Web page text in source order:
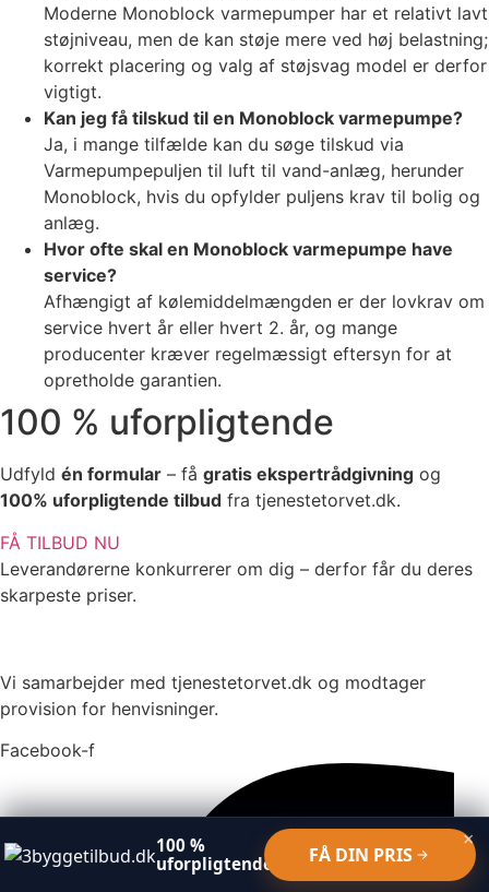
Moderne Monoblock varmepumper har et relativt lavt
støjniveau, men de kan støje mere ved høj belastning;
korrekt placering og valg af støjsvag model er derfor
vigtigt.
Kan jeg få tilskud til en Monoblock varmepumpe?
Ja, i mange tilfælde kan du søge tilskud via
Varmepumpepuljen til luft til vand-anlæg, herunder
Monoblock, hvis du opfylder puljens krav til bolig og
anlæg.
Hvor ofte skal en Monoblock varmepumpe have
service?
Afhængigt af kølemiddelmængden er der lovkrav om
service hvert år eller hvert 2. år, og mange
producenter kræver regelmæssigt eftersyn for at
opretholde garantien.
100 % uforpligtende
Udfyld én formular – få gratis ekspertrådgivning og
100% uforpligtende tilbud fra tjenestetorvet.dk.
FÅ TILBUD NU
Leverandørerne konkurrerer om dig – derfor får du deres
skarpeste priser.
100 %
uforpligtende
FÅ DIN PRIS
×
Vi samarbejder med tjenestetorvet.dk og modtager
provision for henvisninger.
Facebook-f